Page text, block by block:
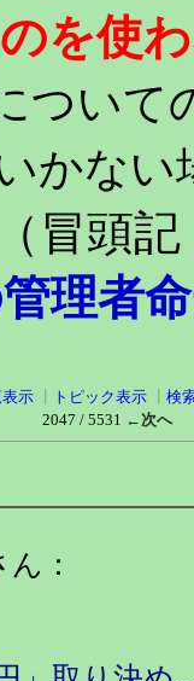
を使
ついて
かない
（冒
理者
示 トピック表示
検
2047 / 5531 ←次へ
：